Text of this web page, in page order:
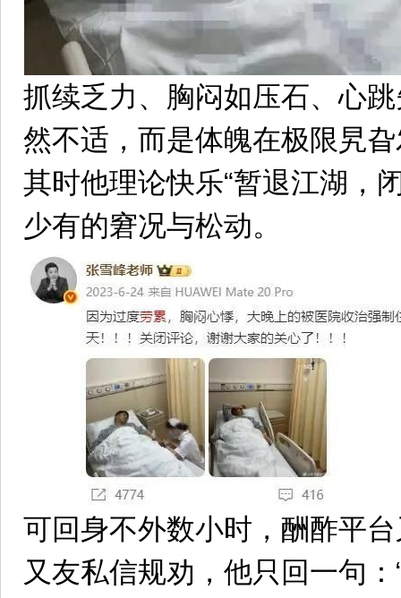
抓续乏力、胸闷如压石、心
然不适，而是体魄在极限旯
其时他理论快乐“暂退江湖，
少有的窘况与松动。
可回身不外数小时，酬酢平
又友私信规劝，他只回一句